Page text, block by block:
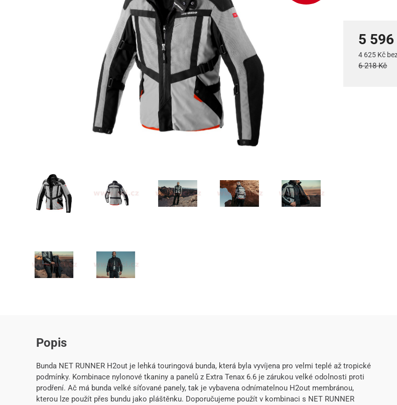
5 596
4 625 Kč
6 218 Kč
Popis
Bunda NET RUNNER H2out je lehká touringová bunda, která byla vyvíjena pro velmi teplé až tropické
podmínky. Kombinace nylonové tkaniny a panelů z Extra Tenax 6.6 je zárukou velké odolnosti proti
prodření. Ač má bunda velké síťované panely, tak je vybavena odnímatelnou H2out membránou,
kterou lze použít přes bundu jako pláštěnku. Doporučujeme použít v kombinaci s NET RUNNER